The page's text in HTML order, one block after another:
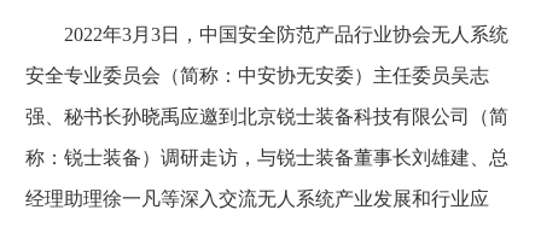
2022年3月3日，中国安全防范产品行业协会无人系统
安全专业委员会（简称：中安协无安委）主任委员吴志
强、秘书长孙晓禹应邀到北京锐士装备科技有限公司（简
称：锐士装备）调研走访，与锐士装备董事长刘雄建、总
经理助理徐一凡等深入交流无人系统产业发展和行业应